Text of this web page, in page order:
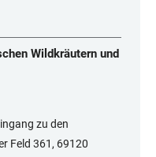
Wildkräutern und
zu den
Feld 361, 69120